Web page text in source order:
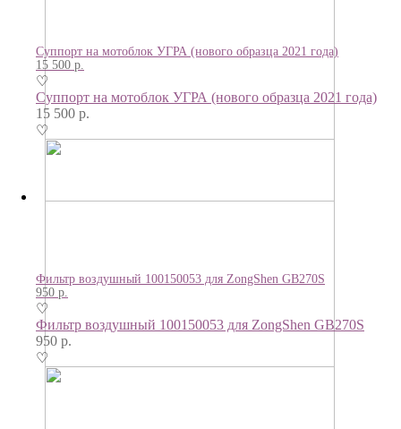
Суппорт на мотоблок УГРА (нового образца 2021 года)
15 500 р.
♡
Суппорт на мотоблок УГРА (нового образца 2021 года)
15 500 р.
♡
Фильтр воздушный 100150053 для ZongShen GB270S
950 р.
♡
Фильтр воздушный 100150053 для ZongShen GB270S
950 р.
♡